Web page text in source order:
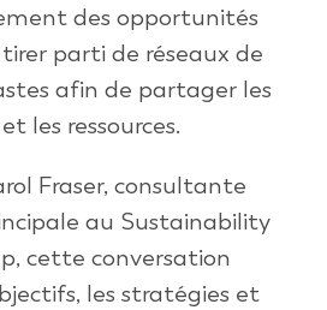
des opportunités
parti de réseaux de
afin de partager les
les ressources.
Fraser, consultante
au Sustainability
cette conversation
les stratégies et